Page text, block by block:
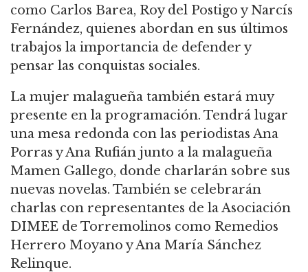
como Carlos Barea, Roy del Postigo y Narcís
Fernández, quienes abordan en sus últimos
trabajos la importancia de defender y
pensar las conquistas sociales.
La mujer malagueña también estará muy
presente en la programación. Tendrá lugar
una mesa redonda con las periodistas Ana
Porras y Ana Rufián junto a la malagueña
Mamen Gallego, donde charlarán sobre sus
nuevas novelas. También se celebrarán
charlas con representantes de la Asociación
DIMEE de Torremolinos como Remedios
Herrero Moyano y Ana María Sánchez
Relinque.